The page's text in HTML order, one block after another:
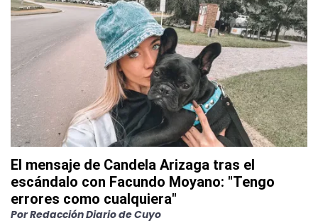
El mensaje de Candela Arizaga tras el
escándalo con Facundo Moyano: "Tengo
errores como cualquiera"
PorRedacción Diario de Cuyo